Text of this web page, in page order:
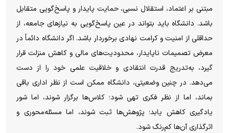
مبتنی بر اعتماد، استقلال نسبی، حمایت پایدار و پاسخ‌گویی متقابل
باشد. دانشگاه باید بتواند در عین پاسخ‌گویی به نیازهای جامعه، از
حداقلی از امنیت و کرامت نهادی برخوردار باشد. اگر دانشگاه دائماً در
معرض تصمیمات ناپایدار، محدودیت‌های مالی و کاهش منزلت قرار
گیرد، به‌تدریج قدرت انتقادی و خلاقیت علمی خود را از دست
می‌دهد. در چنین وضعیتی، دانشگاه ممکن است از نظر اداری باقی
بماند، اما از نظر فکری تهی شود؛ کلاس‌ها برگزار شوند، اما شور
یادگیری کاهش یابد؛ پژوهش‌ها ثبت شوند، اما مسئله‌محوری و
اثرگذاری آن‌ها کم‌رنگ شود.